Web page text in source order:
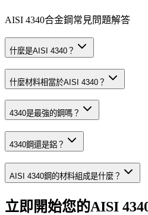
AISI 4340合金鋼常見問題解答
什麼是AISI 4340？
什麼材料相當於AISI 4340？
4340是最強的鋼嗎？
4340鋼還是鋁？
AISI 4340鋼的材料組成是什麼？
立即開始您的AISI